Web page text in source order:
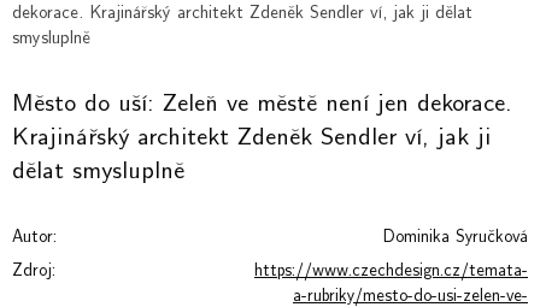
dekorace. Krajinářský architekt Zdeněk Sendler ví, jak ji dělat
smysluplně
Město do uší: Zeleň ve městě není jen dekorace.
Krajinářský architekt Zdeněk Sendler ví, jak ji
dělat smysluplně
Autor:
Dominika Syručková
Zdroj:
https://www.czechdesign.cz/temata-
a-rubriky/mesto-do-usi-zelen-ve-